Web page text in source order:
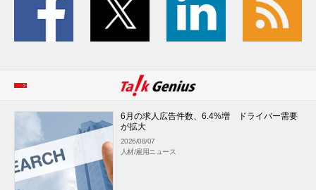
6月の求人広告件数、6.4%増 ドライバー需要
が拡大
2026/08/07
人材/雇用ニュース